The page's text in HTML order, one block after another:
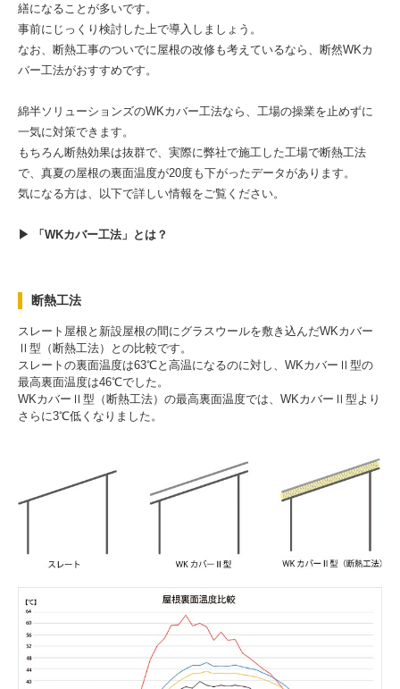
繕になることが多いです。
事前にじっくり検討した上で導入しましょう。
なお、断熱工事のついでに屋根の改修も考えているなら、断然WKカ
バー工法がおすすめです。
綿半ソリューションズのWKカバー工法なら、工場の操業を止めずに
一気に対策できます。
もちろん断熱効果は抜群で、実際に弊社で施工した工場で断熱工法
で、真夏の屋根の裏面温度が20度も下がったデータがあります。
気になる方は、以下で詳しい情報をご覧ください。
▶ 「WKカバー工法」とは？
断熱工法
スレート屋根と新設屋根の間にグラスウールを敷き込んだWKカバー
Ⅱ型（断熱工法）との比較です。
スレートの裏面温度は63℃と高温になるのに対し、WKカバーⅡ型の
最高裏面温度は46℃でした。
WKカバーⅡ型（断熱工法）の最高裏面温度では、WKカバーⅡ型より
さらに3℃低くなりました。